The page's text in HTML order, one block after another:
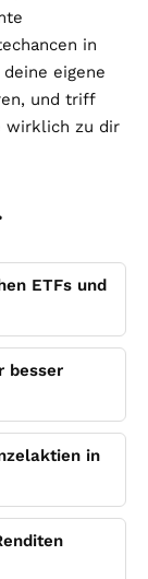
in
eigene
und triff
wirklich zu dir
ETFs und
besser
in